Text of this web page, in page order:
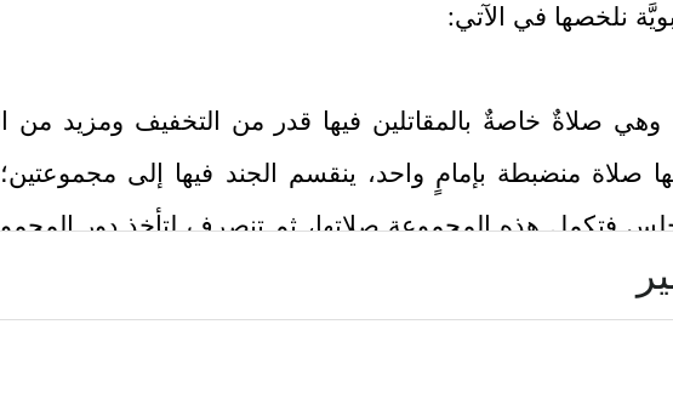
نلخصها في الآتي:
وهي صلاةٌ خاصةٌ بالمقاتلين فيها قدر من التخفيف ومزيد
صلاة منضبطة بإمامٍ واحد، ينقسم الجند فيها إلى
فتكمل هذه المجموعة صلاتها، ثم تنصرف لتأخذ دور
ركعته الثانية، فإذا سلَّم قامُوا وأكملوا صلاتهم، وهذه
في كتب الفقه.